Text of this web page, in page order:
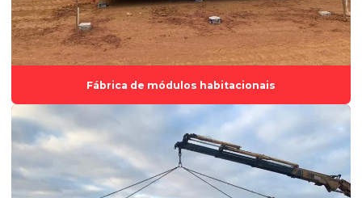
Fábrica de estruturas modulares
Fábrica de módulos habitacionais
Fábrica de tiny houses
Fabricação de container
Fabricante de casas modulares
Fornecedor de módulos habitacionais
Indústria de containers
Fábrica de módulos habitacionais